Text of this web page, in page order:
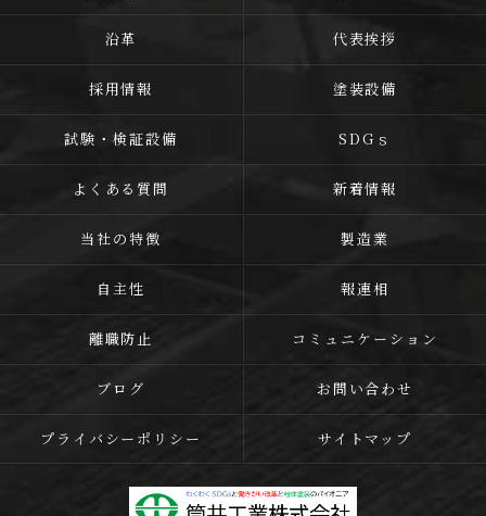
沿革 代表挨拶
採用情報 塗装設備
試験・検証設備 SDGｓ
よくある質問 新着情報
当社の特徴 製造業
自主性 報連相
離職防止 コミュニケーション
ブログ お問い合わせ
プライバシーポリシー サイトマップ